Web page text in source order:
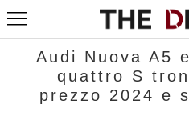
Audi Nuova A5
quattro S
prezzo 2024 e